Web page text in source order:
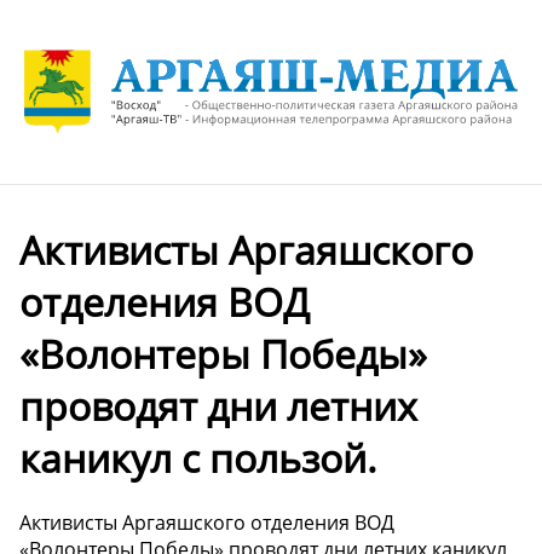
Активисты Аргаяшского
отделения ВОД
«Волонтеры Победы»
проводят дни летних
каникул с пользой.
Активисты Аргаяшского отделения ВОД